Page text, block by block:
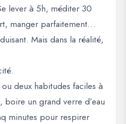
lever à 5h, méditer 30
manger parfaitement…
Mais dans la réalité,
deux habitudes faciles à
boire un grand verre d’eau
minutes pour respirer